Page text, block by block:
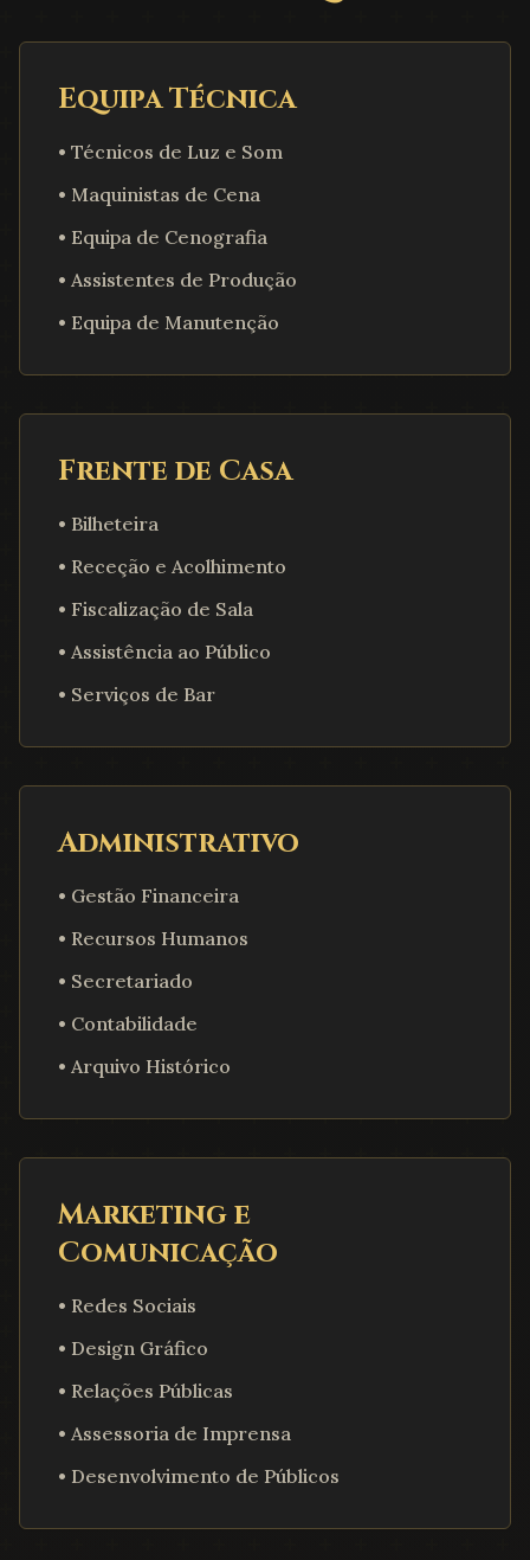
Equipa Técnica
• Técnicos de Luz e Som
• Maquinistas de Cena
• Equipa de Cenografia
• Assistentes de Produção
• Equipa de Manutenção
Frente de Casa
• Bilheteira
• Receção e Acolhimento
• Fiscalização de Sala
• Assistência ao Público
• Serviços de Bar
Administrativo
• Gestão Financeira
• Recursos Humanos
• Secretariado
• Contabilidade
• Arquivo Histórico
Marketing e
Comunicação
• Redes Sociais
• Design Gráfico
• Relações Públicas
• Assessoria de Imprensa
• Desenvolvimento de Públicos